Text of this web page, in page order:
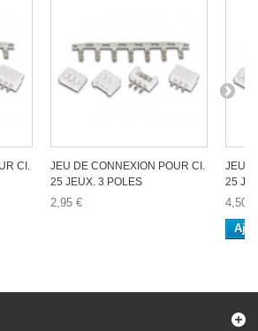
CI.
JEU DE CONNEXION POUR CI.
25 JEUX. 3 POLES
2,95 €
JEU
25
4,50 €